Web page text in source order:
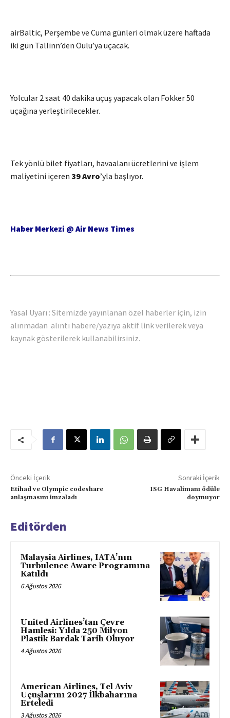
airBaltic, Perşembe ve Cuma günleri olmak üzere haftada
iki gün Tallinn’den Oulu’ya uçacak.
Yolcular 2 saat 40 dakika uçuş yapacak olan Fokker 50
uçağına yerleştirilecekler.
Tek yönlü bilet fiyatları, havaalanı ücretlerini ve işlem
maliyetini içeren 39 Avro’yla başlıyor.
Haber Merkezi @ Air News Times
Yasal Uyarı : Sitemizde yayınlanan özel haberler için, izin
alınmadan alıntı habere/yazıya aktif link verilerek veya
kaynak gösterilerek kullanabilirsiniz.
Önceki İçerik
Etihad ve Olympic codeshare
anlaşmasını imzaladı
Sonraki İçerik
ISG Havalimanı ödüle
doymuyor
Editörden
Malaysia Airlines, IATA’nın
Turbulence Aware Programına
Katıldı
6 Ağustos 2026
United Airlines’tan Çevre
Hamlesi: Yılda 250 Milyon
Plastik Bardak Tarih Oluyor
4 Ağustos 2026
American Airlines, Tel Aviv
Uçuşlarını 2027 İlkbaharına
Erteledi
3 Ağustos 2026